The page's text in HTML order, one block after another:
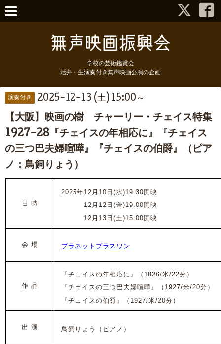
学校の芸術鑑賞会
活弁・生演奏付き無声映画公演の企画
演奏付き 2025-12-13 (土) 15:00～
【大阪】映画の樹 チャーリー・チェイス特集
1927-28『チェイスの年相応に』『チェイス
の三つ巴夫婦喧嘩』『チェイスの伯爵』（ピア
ノ：鳥飼りょう）
日 時
2025年12月10日(水)19:30開映
12月12日(金)19:00開映
12月13日(土)15:00開映
会 場 プラネットプラスワン
作 品
『チェイスの年相応に』（1926/米/22分）
『チェイスの三つ巴夫婦喧嘩』（1927/米/20分）
『チェイスの伯爵』（1927/米/20分）
出 演 鳥飼りょう（ピアノ）